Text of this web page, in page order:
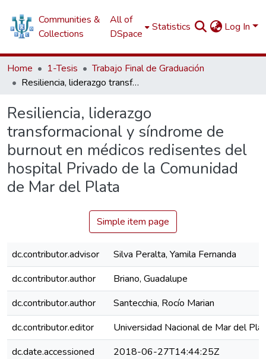
Communities &
Collections
All of
DSpace
Statistics Log In
Home 1-Tesis
Trabajo Final de Graduación
Resiliencia, liderazgo transformacional y síndrome de burnout en médicos redisentes del hospital Privado de la Comunidad de Mar del Plata
Resiliencia, liderazgo
transformacional y síndrome de
burnout en médicos redisentes del
hospital Privado de la Comunidad
de Mar del Plata
Simple item page
dc.contributor.advisor
Silva Peralta, Yamila Fernanda
dc.contributor.author
Briano, Guadalupe
dc.contributor.author
Santecchia, Rocío Marian
dc.contributor.editor
Universidad Nacional de Mar del
dc.date.accessioned
2018-06-27T14:44:25Z